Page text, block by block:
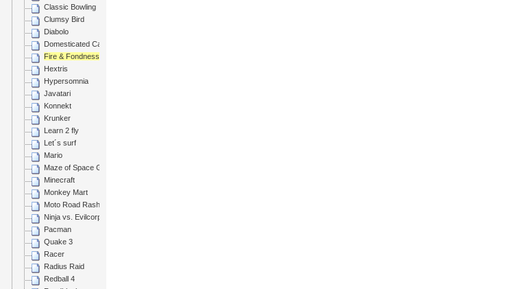
Classic Bowling
Clumsy Bird
Diabolo
Domesticated Catgirl
Fire & Fondness
Hextris
Hypersomnia
Javatari
Konnekt
Krunker
Learn 2 fly
Let´s surf
Mario
Maze of Space Goblins
Minecraft
Monkey Mart
Moto Road Rash 3D
Ninja vs. Evilcorp
Pacman
Quake 3
Racer
Radius Raid
Redball 4